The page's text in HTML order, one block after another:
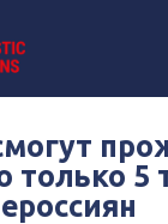
только 5